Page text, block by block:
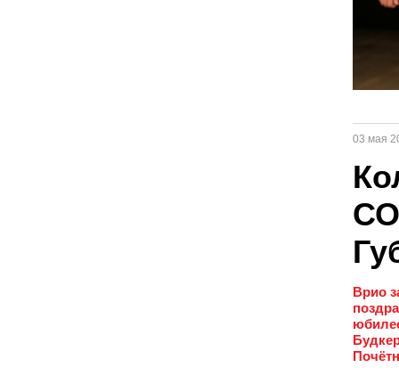
03 мая
Врио